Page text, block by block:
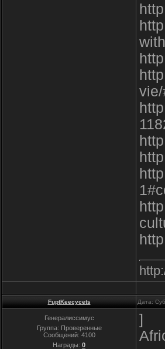
FuptKeecycets Дата:
Генералиссимус
Группа: Проверенные
Сообщений: 4100
Награды: 0
]